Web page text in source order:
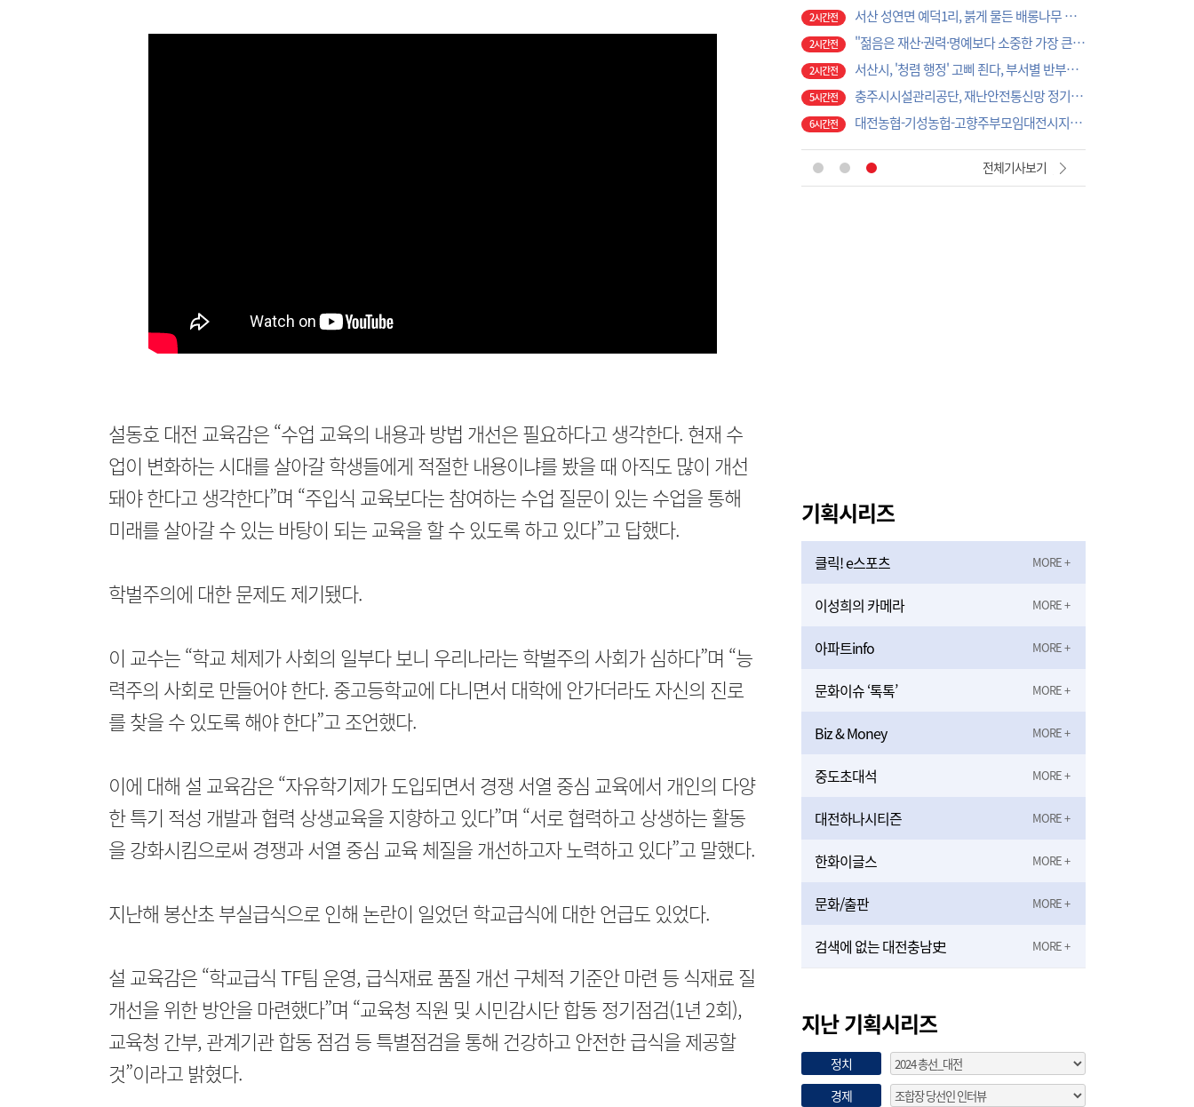
설동호 대전 교육감은 “수업 교육의 내용과 방법 개선은 필요하다고 생각한다. 현재 수
업이 변화하는 시대를 살아갈 학생들에게 적절한 내용이냐를 봤을 때 아직도 많이 개선
돼야 한다고 생각한다”며 “주입식 교육보다는 참여하는 수업 질문이 있는 수업을 통해
미래를 살아갈 수 있는 바탕이 되는 교육을 할 수 있도록 하고 있다”고 답했다.
학벌주의에 대한 문제도 제기됐다.
이 교수는 “학교 체제가 사회의 일부다 보니 우리나라는 학벌주의 사회가 심하다”며 “능
력주의 사회로 만들어야 한다. 중고등학교에 다니면서 대학에 안가더라도 자신의 진로
를 찾을 수 있도록 해야 한다”고 조언했다.
이에 대해 설 교육감은 “자유학기제가 도입되면서 경쟁 서열 중심 교육에서 개인의 다양
한 특기 적성 개발과 협력 상생교육을 지향하고 있다”며 “서로 협력하고 상생하는 활동
을 강화시킴으로써 경쟁과 서열 중심 교육 체질을 개선하고자 노력하고 있다”고 말했다.
지난해 봉산초 부실급식으로 인해 논란이 일었던 학교급식에 대한 언급도 있었다.
설 교육감은 “학교급식 TF팀 운영, 급식재료 품질 개선 구체적 기준안 마련 등 식재료 질
개선을 위한 방안을 마련했다”며 “교육청 직원 및 시민감시단 합동 정기점검(1년 2회),
교육청 간부, 관계기관 합동 점검 등 특별점검을 통해 건강하고 안전한 급식을 제공할
것”이라고 밝혔다.
2시간전 서산 성연면 예덕1리, 붉게 물든 배롱나무 꽃길, '명품 마을 축제' 활짝
2시간전 "젊음은 재산·권력·명예보다 소중한 가장 큰 자산", 조규선 서산장학재단 이사장 특강서 강조
2시간전 서산시, '청렴 행정' 고삐 죈다, 부서별 반부패 시책 이행상황 집중 점검
5시간전 충주시시설관리공단, 재난안전통신망 정기교신…현장 대응체계 강화
6시간전 대전농협-기성농헙-고향주부모임대전시지회, 이심점심 중식지원 봉사활동
34분전 “ATM 누를 때마다 마약 경고”…논산署·농협, 생활밀착형 범죄 차단 맞손
43분전 논산문화관광재단, ‘2026 강경국가유산야행’ 도슨트 투어 운영
전체기사보기
기획시리즈
클릭! e스포츠
이성희의 카메라
아파트info
문화이슈 ‘톡톡’
Biz & Money
중도초대석
대전하나시티즌
한화이글스
문화/출판
검색에 없는 대전충남史
지난 기획시리즈
정치
경제